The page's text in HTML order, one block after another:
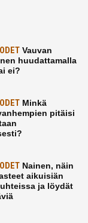
Vauvan
huudattamalla
ei?
Minkä
pitäisi
Nainen, näin
aikuisiän
ja löydät